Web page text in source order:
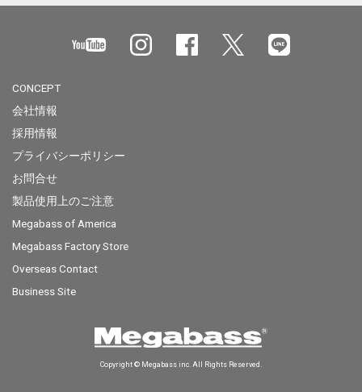
CONCEPT
会社情報
採用情報
プライバシーポリシー
お問合せ
製品使用上のご注意
Megabass of America
Megabass Factory Store
Overseas Contact
Business Site
Copyright © Megabass inc. All Rights Reserved.